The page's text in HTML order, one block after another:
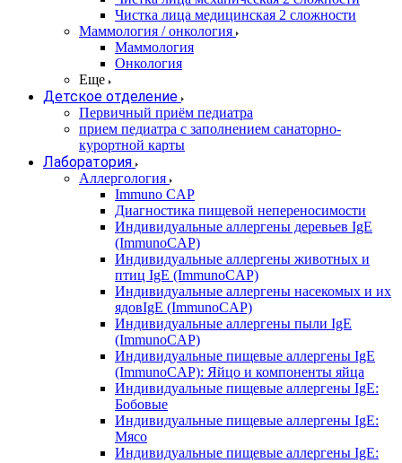
Чистка лица медицинская 2 сложности
Маммология / онкология
Маммология
Онкология
Еще
Детское отделение
Первичный приём педиатра
прием педиатра с заполнением санаторно-
курортной карты
Лаборатория
Аллергология
Immuno CAP
Диагностика пищевой непереносимости
Индивидуальные аллергены деревьев IgE
(ImmunoCAP)
Индивидуальные аллергены животных и
птиц IgE (ImmunoCAP)
Индивидуальные аллергены насекомых и их
ядовIgE (ImmunoCAP)
Индивидуальные аллергены пыли IgE
(ImmunoCAP)
Индивидуальные пищевые аллергены IgE
(ImmunoCAP): Яйцо и компоненты яйца
Индивидуальные пищевые аллергены IgE:
Бобовые
Индивидуальные пищевые аллергены IgE:
Мясо
Индивидуальные пищевые аллергены IgE: